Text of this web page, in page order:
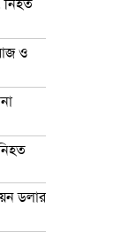
নিহত
ও
ডলার